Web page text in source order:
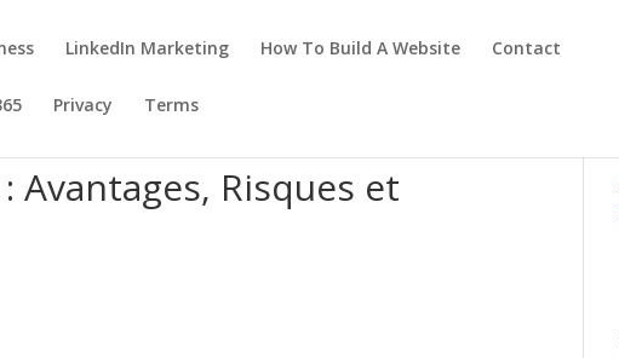
LinkedIn Marketing How To Build A Website Contact
Privacy Terms
Avantages, Risques et